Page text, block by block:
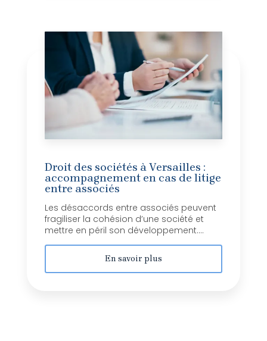
Droit des sociétés à Versailles :
accompagnement en cas de litige
entre associés
Les désaccords entre associés peuvent
fragiliser la cohésion d’une société et
mettre en péril son développement....
En savoir plus